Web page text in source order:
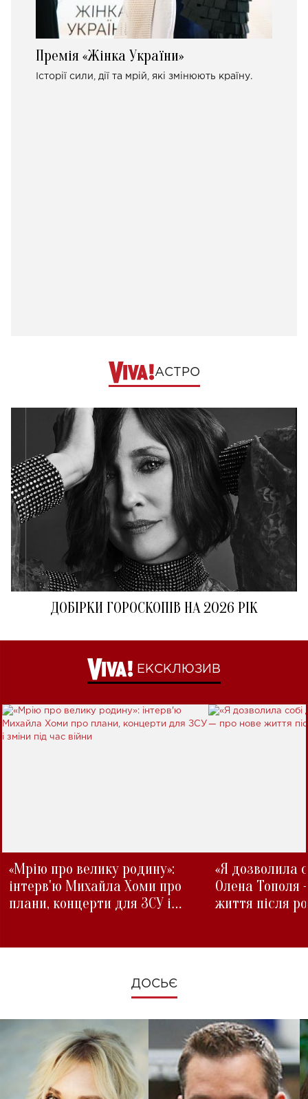
Премія «Жінка України»
Історії сили, дії та мрій, які змінюють країну.
АСТРО
ДОБІРКИ ГОРОСКОПІВ НА 2026 РІК
ЕКСКЛЮЗИВ
«Мрію про велику родину»:
інтерв'ю Михайла Хоми про
плани, концерти для ЗСУ і
«Я дозволила
Олена Тополя
життя після
ДОСЬЄ